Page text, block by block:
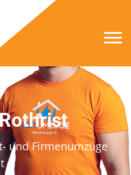
und Firmenumzüge